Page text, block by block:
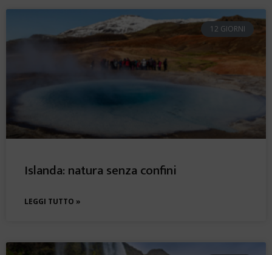
12 GIORNI
Islanda: natura senza confini
LEGGI TUTTO »